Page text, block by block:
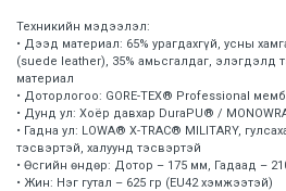
Техникийн мэдээлэл:
• Дээд материал: 65% урагдахгүй, усны
(suede leather), 35% амьсгалдаг, элэгдэлд
материал
• Доторлогоо: GORE-TEX® Professional
• Дунд ул: Хоёр давхар DuraPU® /
• Гадна ул: LOWA® X-TRAC® MILITARY,
тэсвэртэй, халуунд тэсвэртэй
• Өсгийн өндөр: Дотор – 175 мм, Гадаад –
• Жин: Нэг гутал – 625 гр (EU42 хэмжээтэй)